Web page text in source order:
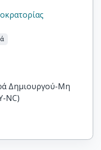
Δημιουργού-Μη
NC)